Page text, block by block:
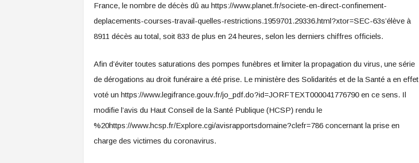
France, le nombre de décès dû au https://www.planet.fr/societe-en-direct-confinement-
deplacements-courses-travail-quelles-restrictions.1959701.29336.html?xtor=SEC-63s’élève à
8911 décès au total, soit 833 de plus en 24 heures, selon les derniers chiffres officiels.
Afin d’éviter toutes saturations des pompes funèbres et limiter la propagation du virus, une série
de dérogations au droit funéraire a été prise. Le ministère des Solidarités et de la Santé a en effet
voté un https://www.legifrance.gouv.fr/jo_pdf.do?id=JORFTEXT000041776790 en ce sens. Il
modifie l’avis du Haut Conseil de la Santé Publique (HCSP) rendu le
%20https://www.hcsp.fr/Explore.cgi/avisrapportsdomaine?clefr=786 concernant la prise en
charge des victimes du coronavirus.